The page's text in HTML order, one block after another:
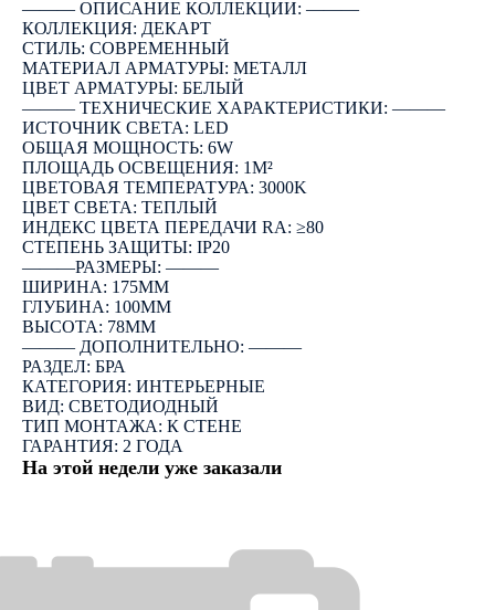
――― ОПИСАНИЕ КОЛЛЕКЦИИ: ―――
КОЛЛЕКЦИЯ: ДЕКАРТ
СТИЛЬ: СОВРЕМЕННЫЙ
МАТЕРИАЛ АРМАТУРЫ: МЕТАЛЛ
ЦВЕТ АРМАТУРЫ: БЕЛЫЙ
――― ТЕХНИЧЕСКИЕ ХАРАКТЕРИСТИКИ: ―――
ИСТОЧНИК СВЕТА: LED
ОБЩАЯ МОЩНОСТЬ: 6W
ПЛОЩАДЬ ОСВЕЩЕНИЯ: 1М²
ЦВЕТОВАЯ ТЕМПЕРАТУРА: 3000K
ЦВЕТ СВЕТА: ТЕПЛЫЙ
ИНДЕКС ЦВЕТА ПЕРЕДАЧИ RA: ≥80
СТЕПЕНЬ ЗАЩИТЫ: IP20
―――РАЗМЕРЫ: ―――
ШИРИНА: 175ММ
ГЛУБИНА: 100ММ
ВЫСОТА: 78ММ
――― ДОПОЛНИТЕЛЬНО: ―――
РАЗДЕЛ: БРА
КАТЕГОРИЯ: ИНТЕРЬЕРНЫЕ
ВИД: СВЕТОДИОДНЫЙ
ТИП МОНТАЖА: К СТЕНЕ
ГАРАНТИЯ: 2 ГОДА
На этой недели уже заказали